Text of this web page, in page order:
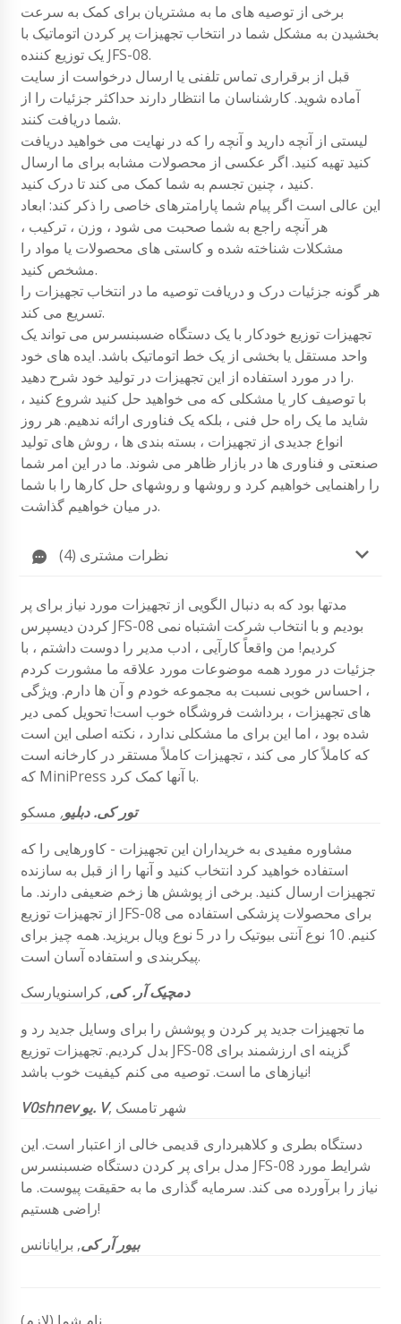
برخی از توصیه های ما به مشتریان برای کمک به سرعت
بخشیدن به مشکل شما در انتخاب تجهیزات پر کردن اتوماتیک با
یک توزیع کننده JFS-08.
قبل از برقراری تماس تلفنی یا ارسال درخواست از سایت
آماده شوید. کارشناسان ما انتظار دارند حداکثر جزئیات را از
شما دریافت کنند.
لیستی از آنچه دارید و آنچه را که در نهایت می خواهید دریافت
کنید تهیه کنید. اگر عکسی از محصولات مشابه برای ما ارسال
کنید ، چنین تجسم به شما کمک می کند تا درک کنید.
این عالی است اگر پیام شما پارامترهای خاصی را ذکر کند: ابعاد
هر آنچه راجع به شما صحبت می شود ، وزن ، ترکیب ،
مشکلات شناخته شده و کاستی های محصولات یا مواد را
مشخص کنید.
هر گونه جزئیات درک و دریافت توصیه ما در انتخاب تجهیزات را
تسریع می کند.
تجهیزات توزیع خودکار با یک دستگاه ضسبنسرس می تواند یک
واحد مستقل یا بخشی از یک خط اتوماتیک باشد. ایده های خود
را در مورد استفاده از این تجهیزات در تولید خود شرح دهید.
با توصیف کار یا مشکلی که می خواهید حل کنید شروع کنید ،
شاید ما یک راه حل فنی ، بلکه یک فناوری ارائه ندهیم. هر روز
انواع جدیدی از تجهیزات ، بسته بندی ها ، روش های تولید
صنعتی و فناوری ها در بازار ظاهر می شوند. ما در این امر شما
را راهنمایی خواهیم کرد و روشها و روشهای حل کارها را با شما
در میان خواهیم گذاشت.
نظرات مشتری (4)
مدتها بود که به دنبال الگویی از تجهیزات مورد نیاز برای پر
کردن دیسپرس JFS-08 بودیم و با انتخاب شرکت اشتباه نمی
کردیم! من واقعاً کارآیی ، ادب مدیر را دوست داشتم ، با
جزئیات در مورد همه موضوعات مورد علاقه ما مشورت کردم
، احساس خوبی نسبت به مجموعه خودم و آن ها دارم. ویژگی
های تجهیزات ، برداشت فروشگاه خوب است! تحویل کمی دیر
شده بود ، اما این برای ما مشکلی ندارد ، نکته اصلی این است
که کاملاً کار می کند ، تجهیزات کاملاً مستقر در کارخانه است
که MiniPress با آنها کمک کرد.
تور کی. دبلیو, مسکو
مشاوره مفیدی به خریداران این تجهیزات - کاورهایی را که
استفاده خواهید کرد انتخاب کنید و آنها را از قبل به سازنده
تجهیزات ارسال کنید. برخی از پوشش ها زخم ضعیفی دارند. ما
از تجهیزات توزیع JFS-08 برای محصولات پزشکی استفاده می
کنیم. 10 نوع آنتی بیوتیک را در 5 نوع ویال بریزید. همه چیز برای
پیکربندی و استفاده آسان است.
دمچیک آر. کی, کراسنویارسک
ما تجهیزات جدید پر کردن و پوشش را برای وسایل جدید رد و
بدل کردیم. تجهیزات توزیع JFS-08 گزینه ای ارزشمند برای
نیازهای ما است. توصیه می کنم کیفیت خوب باشد!
V0shnev یو. V , شهر تامسک
دستگاه بطری و کلاهبرداری قدیمی خالی از اعتبار است. این
مدل برای پر کردن دستگاه ضسبنسرس JFS-08 شرایط مورد
نیاز را برآورده می کند. سرمایه گذاری ما به حقیقت پیوست. ما
راضی هستیم!
بیور آر کی, برایانانس